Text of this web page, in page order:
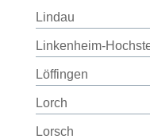
Lindau
Linkenheim-
Löffingen
Lorch
Lorsch